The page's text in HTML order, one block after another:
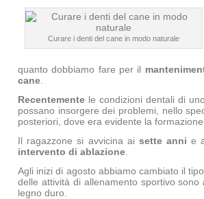
Curare i denti del cane in modo naturale
quanto dobbiamo fare per il
cane
Recentemente le condizioni dentali di
possano insorgere dei problemi, nello
posteriori, dove era evidente la
Il ragazzone si avvicina ai sette anni e
intervento di ablazione
Agli inizi di agosto abbiamo cambiato il
delle attività di allenamento sportivo sono
legno duro.